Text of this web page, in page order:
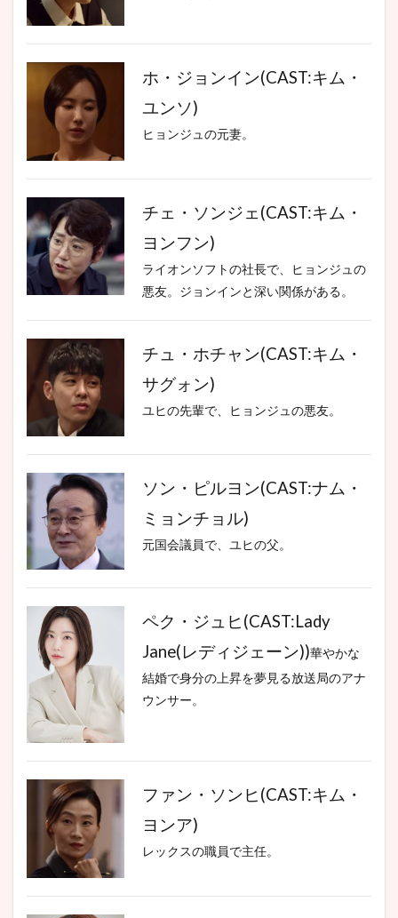
ホ・ジョンイン(CAST:キム・
ユンソ)
ヒョンジュの元妻。
チェ・ソンジェ(CAST:キム・
ヨンフン)
ライオンソフトの社長で、ヒョンジュの
悪友。ジョンインと深い関係がある。
チュ・ホチャン(CAST:キム・
サグォン)
ユヒの先輩で、ヒョンジュの悪友。
ソン・ピルヨン(CAST:ナム・
ミョンチョル)
元国会議員で、ユヒの父。
ペク・ジュヒ(CAST:Lady
Jane(レディジェーン))華やかな
結婚で身分の上昇を夢見る放送局のアナ
ウンサー。
ファン・ソンヒ(CAST:キム・
ヨンア)
レックスの職員で主任。